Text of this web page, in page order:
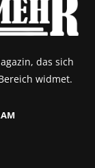
das sich
widmet.